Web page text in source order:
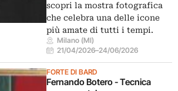
scopri la mostra fotografica
che celebra una delle icone
più amate di tutti i tempi.
Milano (MI)
21/04/2026–24/06/2026
FORTE DI BARD
Fernando Botero - Tecnica